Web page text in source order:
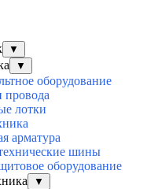
▼
▼
оборудование
провода
лотки
арматура
шины
оборудование
▼